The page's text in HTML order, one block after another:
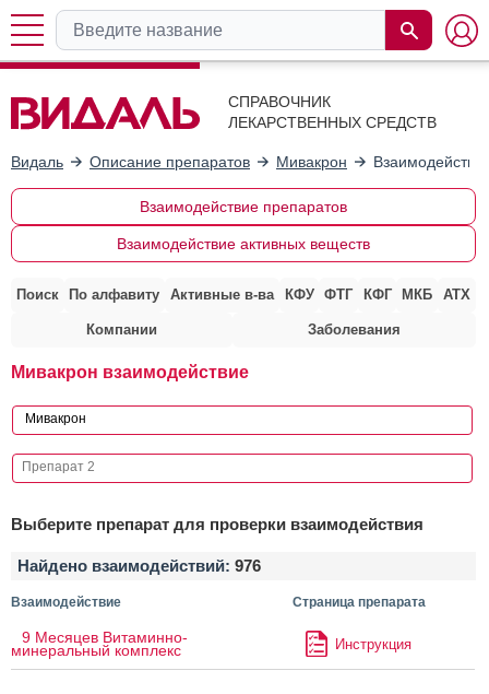
СПРАВОЧНИК
ЛЕКАРСТВЕННЫХ СРЕДСТВ
Видаль Описание препаратов Мивакрон
Взаимодействие препаратов
Взаимодействие активных веществ
Поиск По алфавиту Активные в-ва КФУ ФТГ КФГ МКБ АТХ
Компании Заболевания
Мивакрон взаимодействие
Выберите препарат для проверки взаимодействия
Найдено взаимодействий: 976
Взаимодействие Страница препарата
9 Месяцев Витаминно-
минеральный комплекс Инструкция